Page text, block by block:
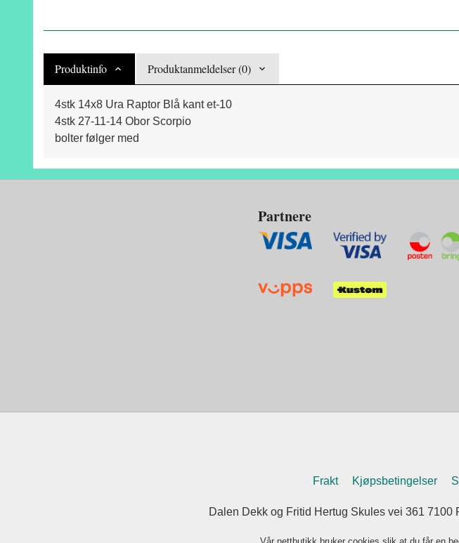
Produktinfo Produktanmeldelser (0)
4stk 14x8 Ura Raptor Blå kant et-10
4stk 27-11-14 Obor Scorpio
bolter følger med
Partnere
Frakt Kjøpsbetingelser
Dalen Dekk og Fritid Hertug Skules vei 361 7100